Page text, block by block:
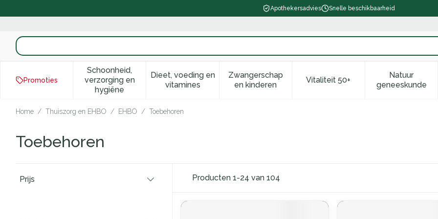
Apothekersadvies Snelle beschikbaarheid
Product, merk, categorie...
Promoties
Schoonheid,
verzorging en
hygiëne
Toon submenu voor Schoonheid, verzorging en hygiëne categorie
Dieet, voeding en
vitaminesToon submenu voor Dieet, voeding en vitamines categorie
Zwangerschap
en kinderenToon submenu voor Zwangerschap en kinderen
Vitaliteit 50+Toon submenu voor Vitaliteit
Natuur
geneeskunde
Toon
Home / Thuiszorg en EHBO / EHBO / Toebehoren
Toebehoren
Prijs
Producten 1-24 van 104